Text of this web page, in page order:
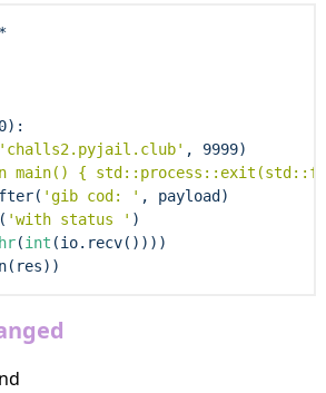
*
'challs2.pyjail.club' , 9999)
main() {
'gib cod: ' , payload)
'with status ' )
(int (io.recv())))